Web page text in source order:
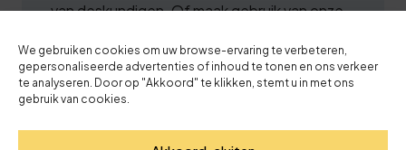
We gebruiken cookies om uw browse-ervaring te verbeteren,
gepersonaliseerde advertenties of inhoud te tonen en ons verkeer
te analyseren. Door op "Akkoord" te klikken, stemt u in met ons
gebruik van cookies.
van deskundigen. Of maak gebruik van onze
of training.
Vrijblijvend advies nodig van ons
deskundige team? Bellen kan naar